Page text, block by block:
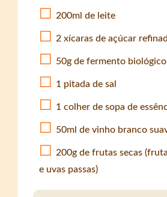
200ml de leite
2 xícaras de açúcar
50g de fermento
1 pitada de sal
1 colher de sopa de
50ml de vinho branco
200g de frutas secas
e uvas passas)